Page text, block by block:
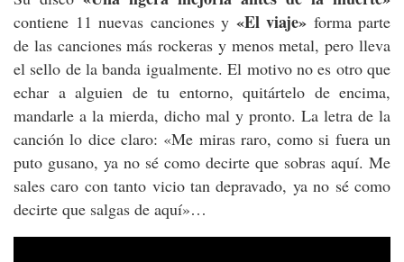
contiene 11 nuevas canciones y «El viaje» forma parte
de las canciones más rockeras y menos metal, pero lleva
el sello de la banda igualmente. El motivo no es otro que
echar a alguien de tu entorno, quitártelo de encima,
mandarle a la mierda, dicho mal y pronto. La letra de la
canción lo dice claro: «Me miras raro, como si fuera un
puto gusano, ya no sé como decirte que sobras aquí. Me
sales caro con tanto vicio tan depravado, ya no sé como
decirte que salgas de aquí»…